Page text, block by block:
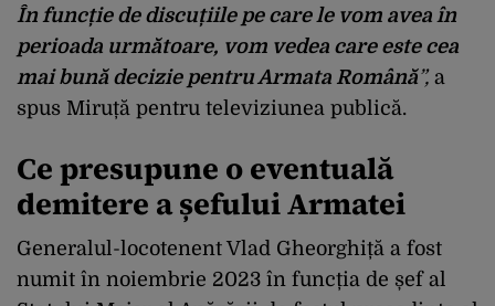
În funcție de discuțiile pe care le vom avea în
perioada următoare, vom vedea care este cea
mai bună decizie pentru Armata Română”,a
spus Miruță pentru televiziunea publică.
Ce presupune o eventuală
demitere a șefului Armatei
Generalul-locotenent Vlad Gheorghiță a fost
numit în noiembrie 2023 în funcția de șef al